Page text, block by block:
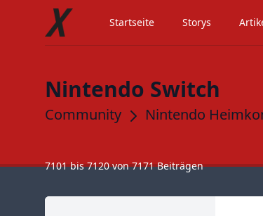
Startseite Storys
Nintendo Switch
Community Nintendo
7101bis7120von7171Beiträgen